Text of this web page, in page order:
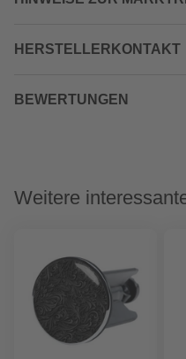
HERSTELLERKONTAKT
BEWERTUNGEN
Weitere